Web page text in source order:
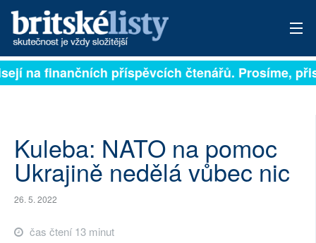
PŘIHLÁSIT
ARCHIV
ROZHOVORY
TÉMATA
NEJČTENĚJŠÍ ZA 7 DNÍ
finančních příspěvcích čtenářů. Prosíme,
Kuleba: NATO na pomoc
Ukrajině nedělá vůbec nic
26. 5. 2022
čas čtení 13 minut